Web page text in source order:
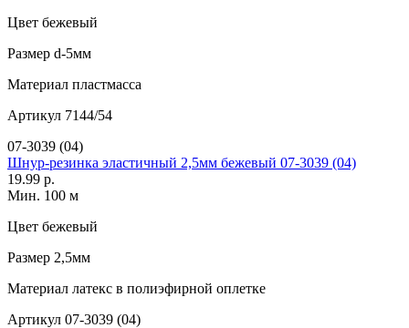
Цвет бежевый
Размер d-5мм
Материал пластмасса
Артикул 7144/54
07-3039 (04)
Шнур-резинка эластичный 2,5мм бежевый 07-3039 (04)
19.99 р.
Мин. 100 м
Цвет бежевый
Размер 2,5мм
Материал латекс в полиэфирной оплетке
Артикул 07-3039 (04)